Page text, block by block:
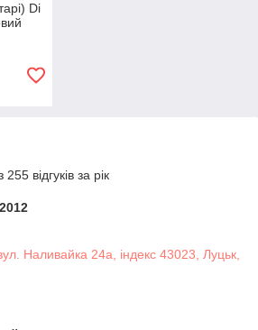
Di
відгуків за рік
Наливайка 24а, індекс 43023, Луцьк,